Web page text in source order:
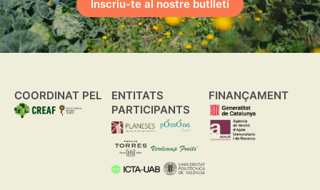
Inscriu-te al nostre butlletí
COORDINAT PEL
ENTITATS
PARTICIPANTS
FINANÇAMENT